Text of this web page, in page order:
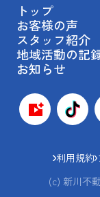
トップ
お客様の声
スタッフ紹介
地域活動の記
お知らせ
利用規約
(c) 新川不